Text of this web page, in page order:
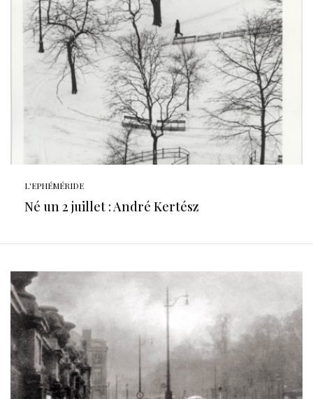
L'EPHÉMÉRIDE
Né un 2 juillet : André Kertész